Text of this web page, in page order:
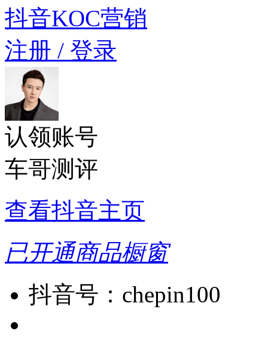
抖音KOC营销
注册 / 登录
认领账号
车哥测评
查看抖音主页
已开通商品橱窗
抖音号： chepin100